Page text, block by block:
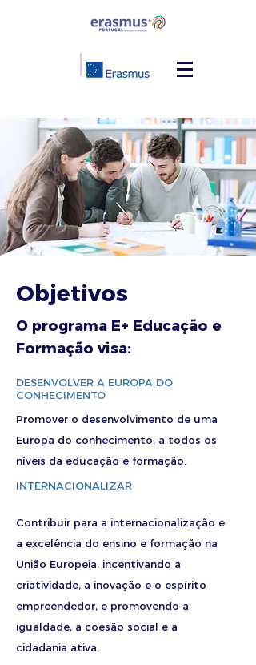
Objetivos
O programa E+ Educação e
Formação visa:
DESENVOLVER A EUROPA DO
CONHECIMENTO
Promover o desenvolvimento de uma
Europa do conhecimento, a todos os
níveis da educação e formação.
INTERNACIONALIZAR
Contribuir para a internacionalização e
a excelência do ensino e formação na
União Europeia, incentivando a
criatividade, a inovação e o espírito
empreendedor, e promovendo a
igualdade, a coesão social e a
cidadania ativa.